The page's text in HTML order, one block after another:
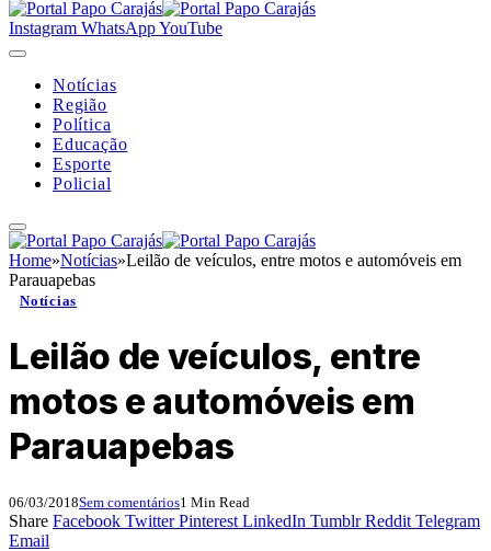
Instagram WhatsAppYouTube
Notícias
Região
Política
Educação
Esporte
Policial
Home»Notícias»Leilão de veículos, entre motos e automóveis em
Parauapebas
Notícias
Leilão de veículos, entre
motos e automóveis em
Parauapebas
06/03/2018Sem comentários1 Min Read
Share Facebook Twitter Pinterest LinkedIn Tumblr Reddit Telegram
Email